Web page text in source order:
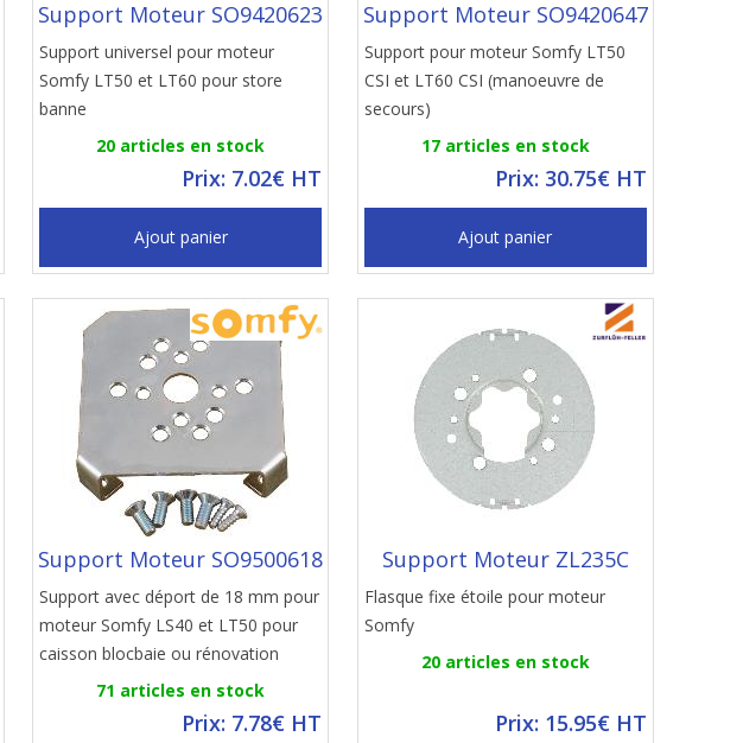
Support Moteur SO9420623
Support universel pour moteur
Somfy LT50 et LT60 pour store
banne
20 articles en stock
Prix: 7.02€ HT
Ajout panier
Support Moteur SO9420647
Support pour moteur Somfy LT50
CSI et LT60 CSI (manoeuvre de
secours)
17 articles en stock
Prix: 30.75€ HT
Ajout panier
Support Moteur SO9500618
Support avec déport de 18 mm pour
moteur Somfy LS40 et LT50 pour
caisson blocbaie ou rénovation
71 articles en stock
Prix: 7.78€ HT
Support Moteur ZL235C
Flasque fixe étoile pour moteur
Somfy
20 articles en stock
Prix: 15.95€ HT